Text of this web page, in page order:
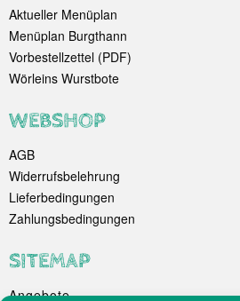
Aktueller Menüplan
Menüplan Burgthann
Vorbestellzettel (PDF)
Wörleins Wurstbote
WEBSHOP
AGB
Widerrufsbelehrung
Lieferbedingungen
Zahlungsbedingungen
SITEMAP
Angebote